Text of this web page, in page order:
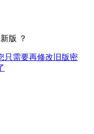
版 ？
只需要再修改旧版密